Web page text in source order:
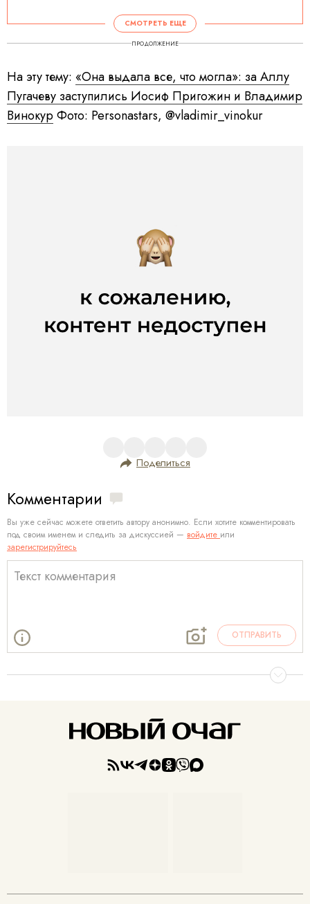
СМОТРЕТЬ ЕЩЕ
ПРОДОЛЖЕНИЕ
На эту тему: «Она выдала все, что могла»: за Аллу
Пугачеву заступились Иосиф Пригожин и Владимир
ВинокурФото: Personastars, @vladimir_vinokur
Поделиться
Комментарии
Вы уже сейчас можете ответить автору анонимно. Если хотите комментировать
под своим именем и следить за дискуссией — войдите или
зарегистрируйтесь
ОТПРАВИТЬ